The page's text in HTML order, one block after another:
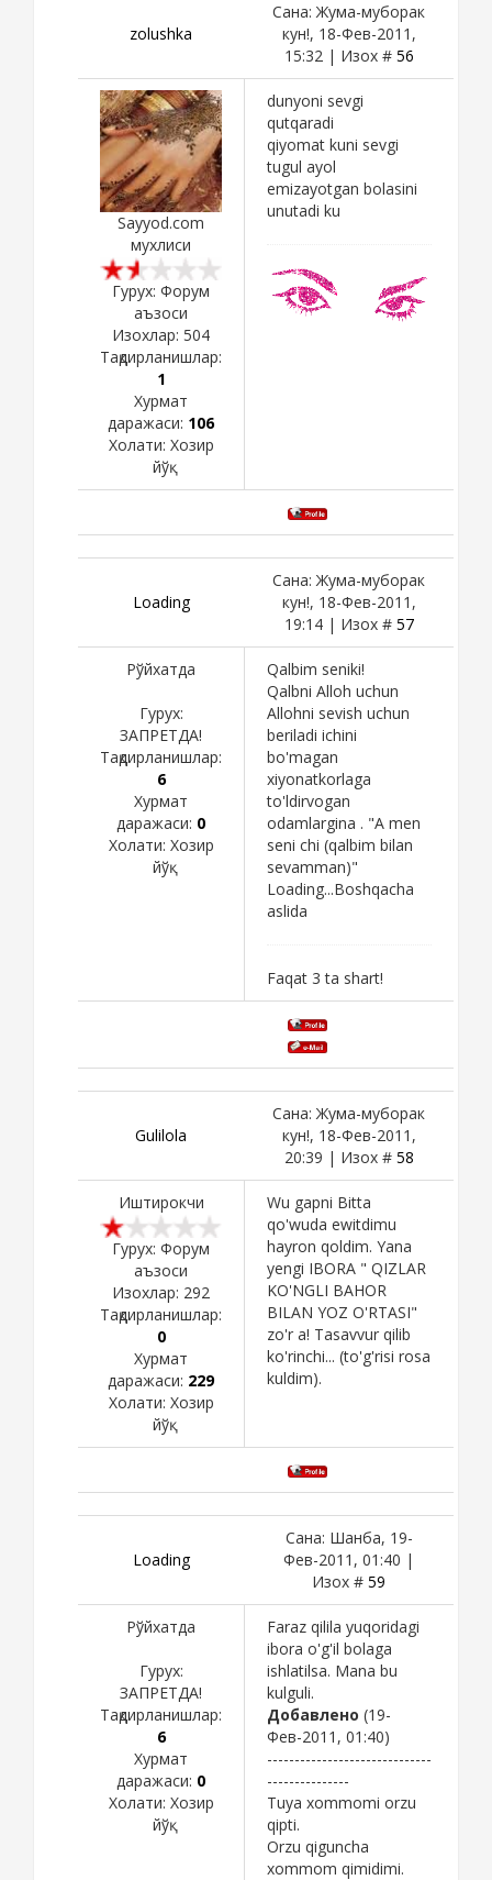
zolushka
Сана: Жума-муборак
кун!, 18-Фев-2011,
15:32 | Изох # 56
Sayyod.com
мухлиси
Гурух: Форум
аъзоси
Изохлар: 504
Тақдирланишлар:
1
Хурмат
даражаси: 106
Холати: Хозир
йўқ
dunyoni sevgi
qutqaradi
qiyomat kuni sevgi
tugul ayol
emizayotgan bolasini
unutadi ku
Loading
Сана: Жума-муборак
кун!, 18-Фев-2011,
19:14 | Изох # 57
Рўйхатда
Гурух:
ЗАПРЕТДА!
Тақдирланишлар:
6
Хурмат
даражаси: 0
Холати: Хозир
йўқ
Qalbim seniki!
Qalbni Alloh uchun
Allohni sevish uchun
beriladi ichini
bo'magan
xiyonatkorlaga
to'ldirvogan
odamlargina . "A men
seni chi (qalbim bilan
sevamman)"
Loading...Boshqacha
aslida
Faqat 3 ta shart!
Gulilola
Сана: Жума-муборак
кун!, 18-Фев-2011,
20:39 | Изох # 58
Иштирокчи
Гурух: Форум
аъзоси
Изохлар: 292
Тақдирланишлар:
0
Хурмат
даражаси: 229
Холати: Хозир
йўқ
Wu gapni Bitta
qo'wuda ewitdimu
hayron qoldim. Yana
yengi IBORA " QIZLAR
KO'NGLI BAHOR
BILAN YOZ O'RTASI"
zo'r a! Tasavvur qilib
ko'rinchi... (to'g'risi rosa
kuldim).
Loading
Сана: Шанба, 19-
Фев-2011, 01:40 |
Изох # 59
Рўйхатда
Гурух:
ЗАПРЕТДА!
Тақдирланишлар:
6
Хурмат
даражаси: 0
Холати: Хозир
йўқ
Faraz qilila yuqoridagi
ibora o'g'il bolaga
ishlatilsa. Mana bu
kulguli.
Добавлено (19-
Фев-2011, 01:40)
------------------------------
---------------
Tuya xommomi orzu
qipti.
Orzu qiguncha
xommom qimidimi.